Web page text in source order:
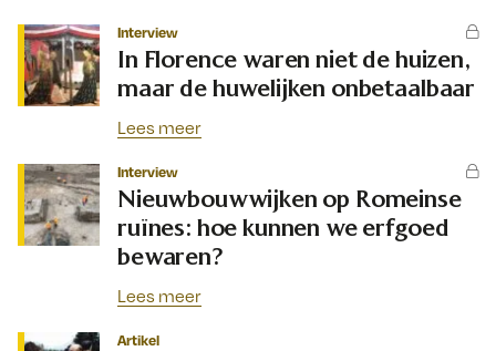
Interview
In Florence waren niet de huizen,
maar de huwelijken onbetaalbaar
Lees meer
Interview
Nieuwbouwwijken op Romeinse
ruïnes: hoe kunnen we erfgoed
bewaren?
Lees meer
Artikel